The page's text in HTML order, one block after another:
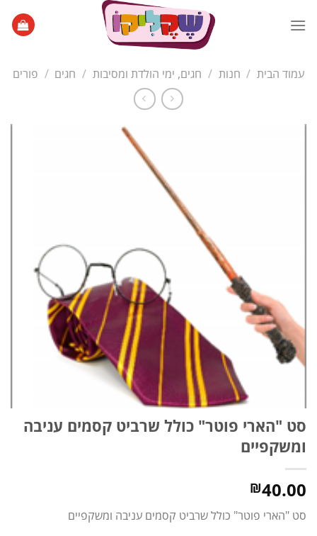
עמוד הבית / חנות / חגים, ימי הולדת ומסיבות / חגים / פורים
סט "הארי פוטר" כולל שרביט קסמים עניבה
ומשקפיים
₪40.00
סט "הארי פוטר" כולל שרביט קסמים עניבה ומשקפיים